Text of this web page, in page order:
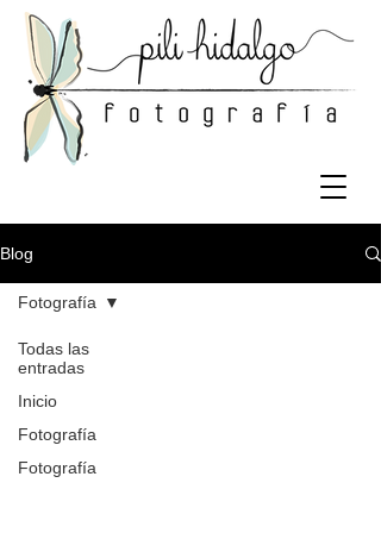
Blog
Todas las
entradas
Inicio
Fotografía
Fotografía
Fotografía
Explora otras categorías en este